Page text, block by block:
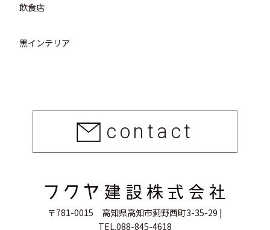
飲食店
黒インテリア
contact
〒781-0015 高知県高知市薊野西町3-35-29 |
TEL.088-845-4618